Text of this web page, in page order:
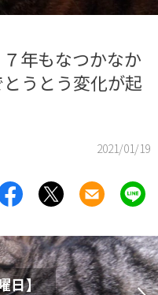
７年もなつかなか
うとう変化が起
2021/01/19
日】